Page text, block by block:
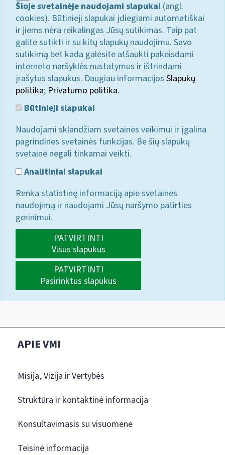
Šioje svetainėje naudojami slapukai (angl.
cookies). Būtinieji slapukai įdiegiami automatiškai
ir jiems nėra reikalingas Jūsų sutikimas. Taip pat
galite sutikti ir su kitų slapukų naudojimu. Savo
sutikimą bet kada galėsite atšaukti pakeisdami
interneto naršyklės nustatymus ir ištrindami
įrašytus slapukus. Daugiau informacijos Slapukų
politika; Privatumo politika.
Būtinieji slapukai
Naudojami sklandžiam svetainės veikimui ir įgalina
pagrindines svetainės funkcijas. Be šių slapukų
svetainė negali tinkamai veikti.
Analitiniai slapukai
Renka statistinę informaciją apie svetainės
naudojimą ir naudojami Jūsų naršymo patirties
gerinimui.
PATVIRTINTI
Visus slapukus
PATVIRTINTI
Pasirinktus slapukus
APIE VMI
Misija, Vizija ir Vertybės
Struktūra ir kontaktinė informacija
Konsultavimasis su visuomene
Teisinė informacija